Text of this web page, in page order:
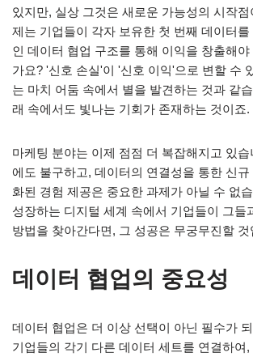
있지만, 실상 그것은 새로운 가능성의 시작
제는 기업들이 각자 보유한 첫 번째 데이터를
인 데이터 협업 구조를 통해 이익을 창출해
가요? '신호 손실'이 '신호 이익'으로 변할 수
는 마치 어둠 속에서 별을 발견하는 것과 같
래 속에서도 빛나는 기회가 존재하는 것이죠.
마케팅 분야는 이제 점점 더 복잡해지고 있
에도 불구하고, 데이터의 연결성을 통한 신규
화된 경험 제공은 중요한 과제가 아닐 수 없
성장하는 디지털 세계 속에서 기업들이 그들
방법을 찾아간다면, 그 성공은 무궁무진할 것
데이터 협업의 중요성
데이터 협업은 더 이상 선택이 아닌 필수가
기업들의 각기 다른 데이터 세트를 연결하여